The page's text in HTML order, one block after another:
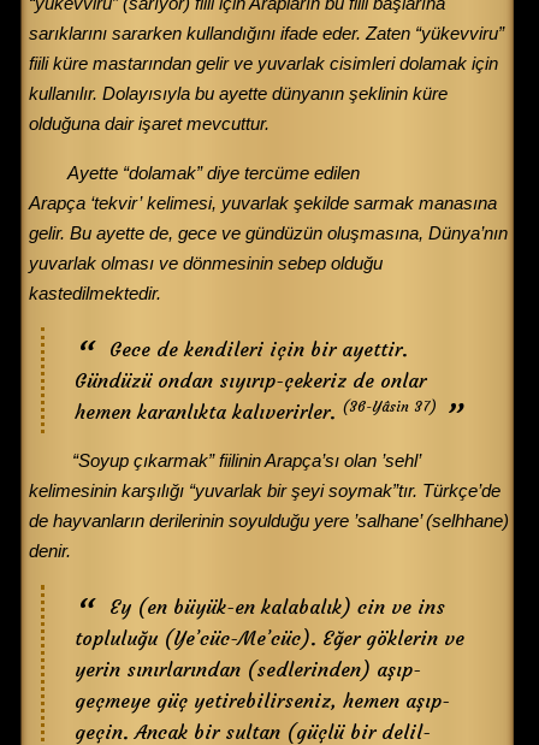
sarıklarını sararken kullandığını ifade eder. Zaten “yükevviru”
fiili küre mastarından gelir ve yuvarlak cisimleri dolamak için
kullanılır. Dolayısıyla bu ayette dünyanın şeklinin küre
olduğuna dair işaret mevcuttur.
Ayette “dolamak” diye tercüme edilen
Arapça ‘tekvir’ kelimesi, yuvarlak şekilde sarmak manasına
gelir. Bu ayette de, gece ve gündüzün oluşmasına, Dünya’nın
yuvarlak olması ve dönmesinin sebep olduğu
kastedilmektedir.
Gece de kendileri için bir ayettir.
Gündüzü ondan sıyırıp-çekeriz de onlar
hemen karanlıkta kalıverirler. (36-Yâsin 37)
“Soyup çıkarmak” fiilinin Arapça’sı olan ’sehl’
kelimesinin karşılığı “yuvarlak bir şeyi soymak”tır. Türkçe’de
de hayvanların derilerinin soyulduğu yere ’salhane’ (selhhane)
denir.
Ey (en büyük-en kalabalık) cin ve ins
topluluğu (Ye’cüc-Me’cüc). Eğer göklerin ve
yerin sınırlarından (sedlerinden) aşıp-
geçmeye güç yetirebilirseniz, hemen aşıp-
geçin. Ancak bir sultan (güçlü bir delil-